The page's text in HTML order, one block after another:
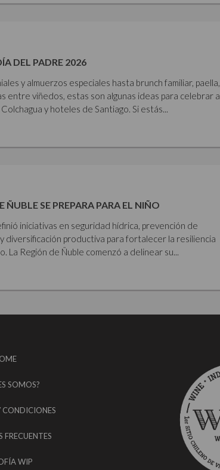
DEL PADRE 2026
y almuerzos especiales hasta brunch familiar, paella,
entre viñedos, estas son algunas ideas para celebrar a
y hoteles de Santiago. Si estás...
ÑUBLE SE PREPARA PARA EL NIÑO
iniciativas en seguridad hídrica, prevención de
diversificación productiva para fortalecer la resiliencia
La Región de Ñuble comenzó a delinear su...
SOMOS?
CONDICIONES
FRECUENTES
WIP